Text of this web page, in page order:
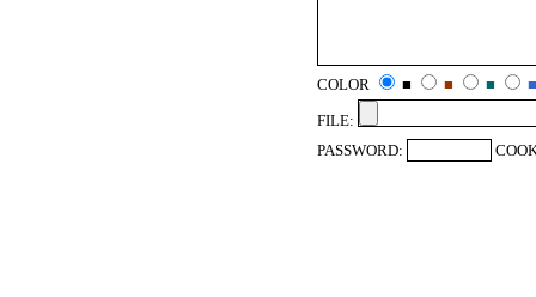
COLOR ■ ■ ■
■
FILE:
PASSWORD: